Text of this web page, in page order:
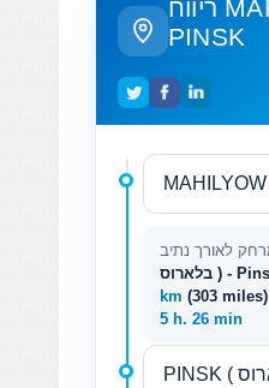
ריווח MAHILYOW -
PINSK
km (303 miles)
5 h. 26 min